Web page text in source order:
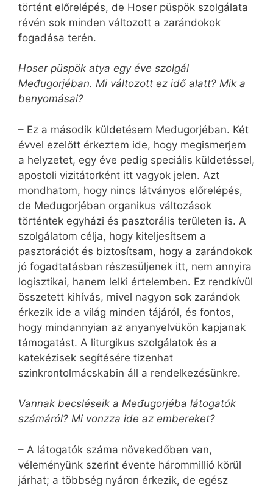
történt előrelépés, de Hoser püspök szolgálata
révén sok minden változott a zarándokok
fogadása terén.
Hoser püspök atya egy éve szolgál
Međugorjéban. Mi változott ez idő alatt? Mik a
benyomásai?
– Ez a második küldetésem Međugorjéban. Két
évvel ezelőtt érkeztem ide, hogy megismerjem
a helyzetet, egy éve pedig speciális küldetéssel,
apostoli vizitátorként itt vagyok jelen. Azt
mondhatom, hogy nincs látványos előrelépés,
de Međugorjéban organikus változások
történtek egyházi és pasztorális területen is. A
szolgálatom célja, hogy kiteljesítsem a
pasztorációt és biztosítsam, hogy a zarándokok
jó fogadtatásban részesüljenek itt, nem annyira
logisztikai, hanem lelki értelemben. Ez rendkívül
összetett kihívás, mivel nagyon sok zarándok
érkezik ide a világ minden tájáról, és fontos,
hogy mindannyian az anyanyelvükön kapjanak
támogatást. A liturgikus szolgálatok és a
katekézisek segítésére tizenhat
szinkrontolmácskabin áll a rendelkezésünkre.
Vannak becsléseik a Međugorjéba látogatók
számáról? Mi vonzza ide az embereket?
– A látogatók száma növekedőben van,
véleményünk szerint évente hárommillió körül
járhat; a többség nyáron érkezik, de egész